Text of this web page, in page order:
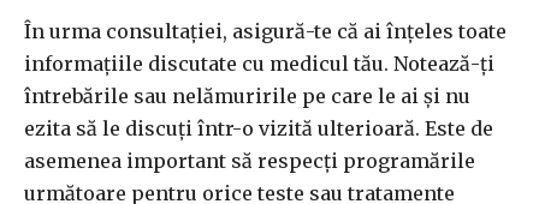
În urma consultației, asigură-te că ai înțeles toate
informațiile discutate cu medicul tău. Notează-ți
întrebările sau nelămuririle pe care le ai și nu
ezita să le discuți într-o vizită ulterioară. Este de
asemenea important să respecți programările
următoare pentru orice teste sau tratamente